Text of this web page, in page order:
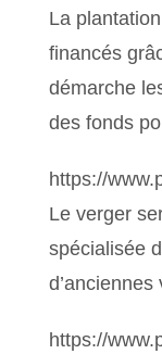
La
financés
démarche
des fonds
https://
Le verger
spécialisée
https://